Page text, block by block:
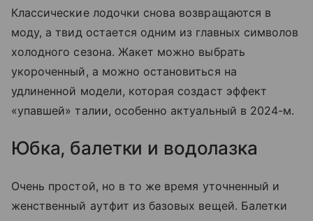
Классические лодочки снова возвращаются в
моду, а твид остается одним из главных символов
холодного сезона. Жакет можно выбрать
укороченный, а можно остановиться на
удлиненной модели, которая создаст эффект
«упавшей» талии, особенно актуальный в 2024-м.
Юбка, балетки и водолазка
Очень простой, но в то же время уточненный и
женственный аутфит из базовых вещей. Балетки